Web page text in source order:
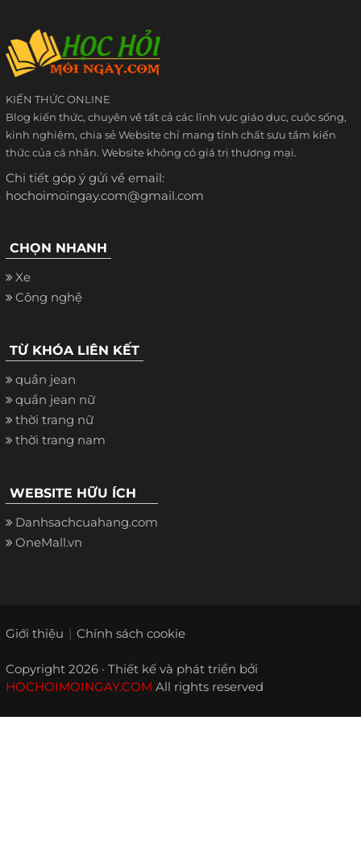
KIẾN THỨC ONLINE
Blog kiến thức, chuyên về tất cả các lĩnh vực giáo dục, cuộc sống,
kinh nghiệm, chia sẻ Website chỉ mang tính chất sưu tầm kiến
thức của cá nhân. Website không có giá trị thương mại.
Chi tiết góp ý gửi về email:
hochoimoingay.com@gmail.com
CHỌN NHANH
Xe
Công nghệ
TỪ KHÓA LIÊN KẾT
quần jean
quần jean nữ
thời trang nữ
thời trang nam
WEBSITE HỮU ÍCH
Danhsachcuahang.com
OneMall.vn
Giới thiệu Chính sách cookie
Copyright 2026 · Thiết kế và phát triển bởi
HOCHOIMOINGAY.COM All rights reserved